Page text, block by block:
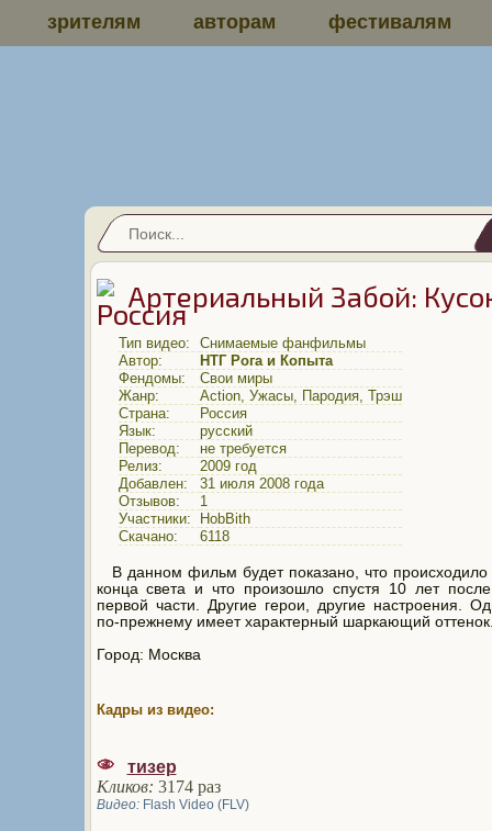
зрителям авторам фестивалям
Артериальный Забой:
Тип видео: Снимаемые фанфильмы
Автор:
НТГ Рога и Копыта
Фендомы:
Свои миры
Жанр:
Action, Ужасы, Пародия, Трэш
Страна:
Россия
Язык:
русский
Перевод:
не требуется
Релиз:
2009 год
Добавлен:
31 июля 2008 года
Отзывов:
1
Участники:
HobBith
Скачано:
6118
В данном фильм будет показано, что происходило
конца света и что произошло спустя 10 лет
первой части. Другие герои, другие настроения.
по-прежнему имеет характерный шаркающий
Город: Москва
Кадры из видео:
тизер
Кликов: 3174 раз
Видео:Flash Video (FLV)